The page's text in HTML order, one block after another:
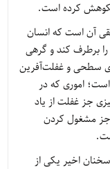
نکوهش کرده است.
آن است که انسان
را برطرف کند و گرهی
سطحی و غفلت‌آفرین
اموری که در
جز غفلت از یاد
مشغول کردن
اخیر یکی از